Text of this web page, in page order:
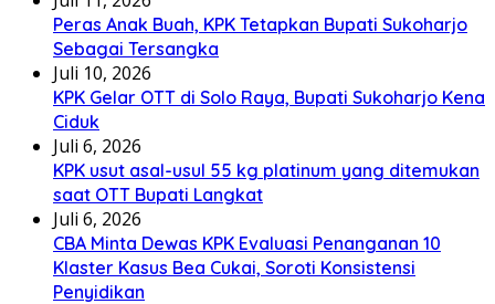
Peras Anak Buah, KPK Tetapkan Bupati Sukoharjo
Sebagai Tersangka
Juli 10, 2026
KPK Gelar OTT di Solo Raya, Bupati Sukoharjo Kena
Ciduk
Juli 6, 2026
KPK usut asal-usul 55 kg platinum yang ditemukan
saat OTT Bupati Langkat
Juli 6, 2026
CBA Minta Dewas KPK Evaluasi Penanganan 10
Klaster Kasus Bea Cukai, Soroti Konsistensi
Penyidikan